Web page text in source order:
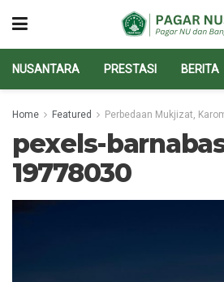
NUSANTARA PRESTASI BERITA
Home Featured Perbedaan Mukjizat,
pexels-
19778030